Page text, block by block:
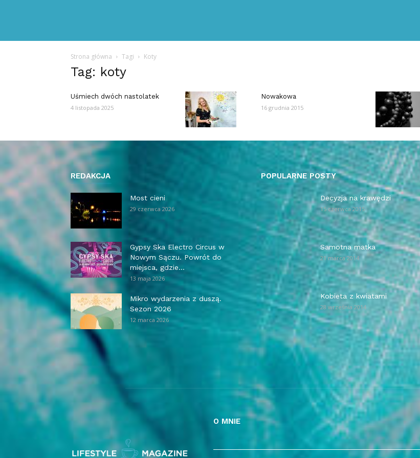
Strona główna Tagi Koty
Tag: koty
Uśmiech dwóch nastolatek
4 listopada 2025
Nowakowa
16 grudnia 2015
REDAKCJA
Most cieni
29 czerwca 2026
Gypsy Ska Electro Circus w
Nowym Sączu. Powrót do
miejsca, gdzie...
13 maja 2026
Mikro wydarzenia z duszą.
Sezon 2026
12 marca 2026
POPULARNE POSTY
Decyzja na krawędzi
15 czerwca 2015
Samotna matka
21 marca 2014
Kobieta z kwiatami
28 września 2014
O MNIE